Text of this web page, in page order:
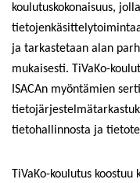
koulutuskokonaisuus,
ja tarkastetaan alan
mukaisesti. TiVaKo-
ISACAn myöntämien
tietohallinnosta ja
TiVaKo-koulutus